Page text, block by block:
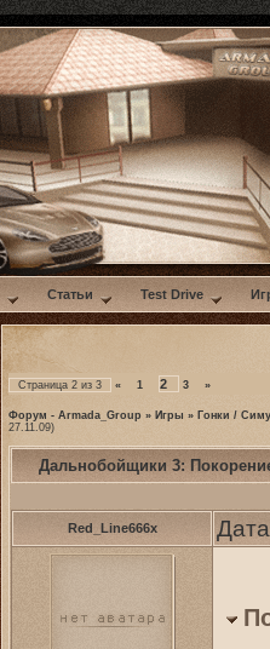
Статьи Test Drive
Страница 2 из 3 « 1 2 3 »
Форум - Armada_Group » Игры » Гонки /
27.11.09)
Дальнобойщик​и 3:
Red_Line666x